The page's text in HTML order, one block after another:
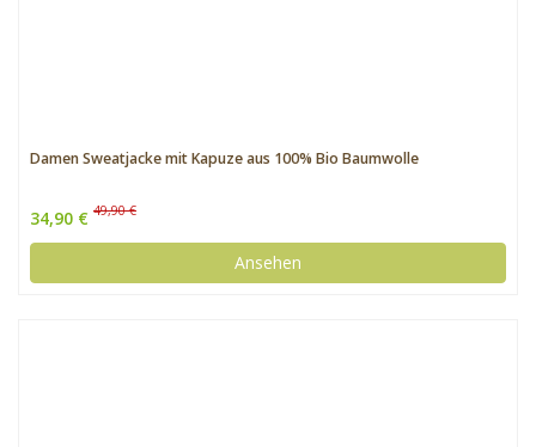
Damen Sweatjacke mit Kapuze aus 100% Bio Baumwolle
34,90 € 49,90 €
Ansehen